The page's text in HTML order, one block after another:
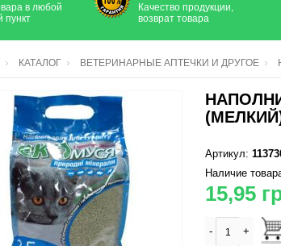
в любой
пункт
Качество продукции,
возврат товара
КАТАЛОГ ВЕТЕРИНАРНЫЕ АПТЕЧКИ И ДРУГОЕ
Артикул:
Наличие
15,95
- +